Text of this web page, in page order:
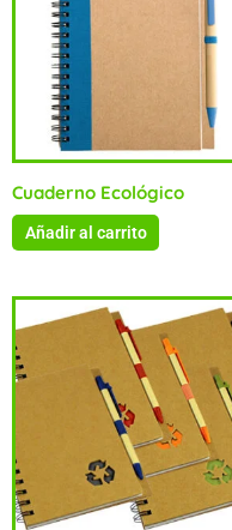
Cuaderno Ecológico
Añadir al carrito